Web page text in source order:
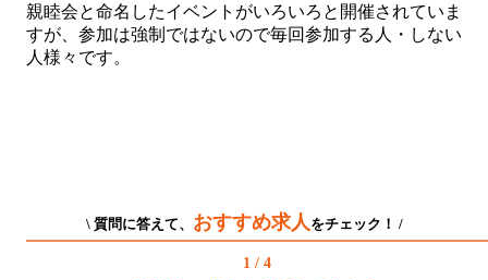
親睦会と命名したイベントがいろいろと開催されていま
すが、参加は強制ではないので毎回参加する人・しない
人様々です。
\ 質問に答えて、 おすすめ求人 をチェック！ /
1 / 4